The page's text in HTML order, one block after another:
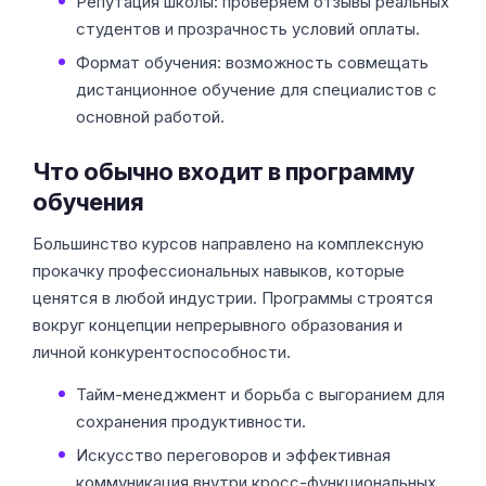
студентов и прозрачность условий оплаты.
Формат обучения: возможность совмещать
дистанционное обучение для специалистов с
основной работой.
Что обычно входит в программу
обучения
Большинство курсов направлено на комплексную
прокачку профессиональных навыков, которые
ценятся в любой индустрии. Программы строятся
вокруг концепции непрерывного образования и
личной конкурентоспособности.
Тайм-менеджмент и борьба с выгоранием для
сохранения продуктивности.
Искусство переговоров и эффективная